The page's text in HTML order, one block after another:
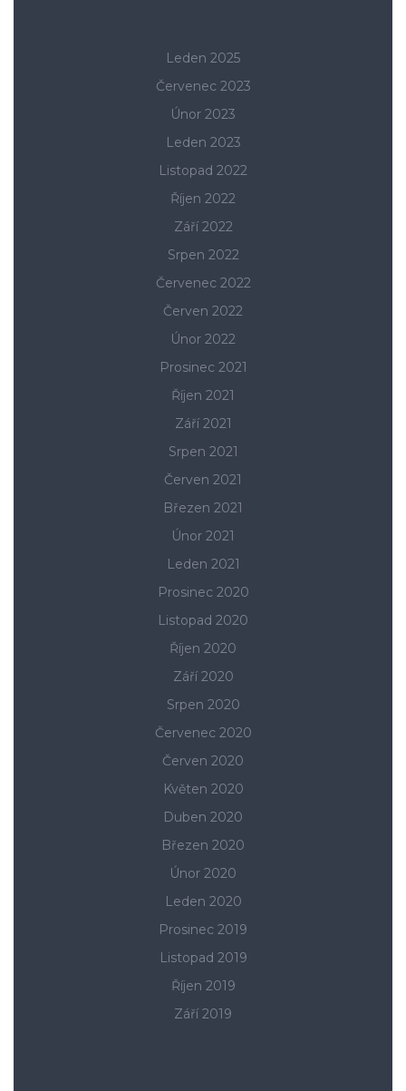
Leden 2025
Červenec 2023
Únor 2023
Leden 2023
Listopad 2022
Říjen 2022
Září 2022
Srpen 2022
Červenec 2022
Červen 2022
Únor 2022
Prosinec 2021
Říjen 2021
Září 2021
Srpen 2021
Červen 2021
Březen 2021
Únor 2021
Leden 2021
Prosinec 2020
Listopad 2020
Říjen 2020
Září 2020
Srpen 2020
Červenec 2020
Červen 2020
Květen 2020
Duben 2020
Březen 2020
Únor 2020
Leden 2020
Prosinec 2019
Listopad 2019
Říjen 2019
Září 2019